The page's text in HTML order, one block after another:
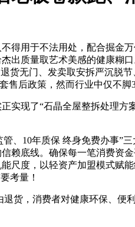
用于不法用处，配合掘金万
出质量取艺术美感的健康糊
货无门、发卖取安拆严沉脱
售后政策，然而行业中仅不
现了“石晶全屋整拆处理方
10年质保 终身免费办事”
赖底线。确保每一笔消费资
尺度，以轻资产加盟模式赋
考量！
，消费者对健康环保、便